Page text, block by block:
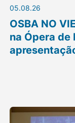
05.08.26
OSBA NO
na Ópera de